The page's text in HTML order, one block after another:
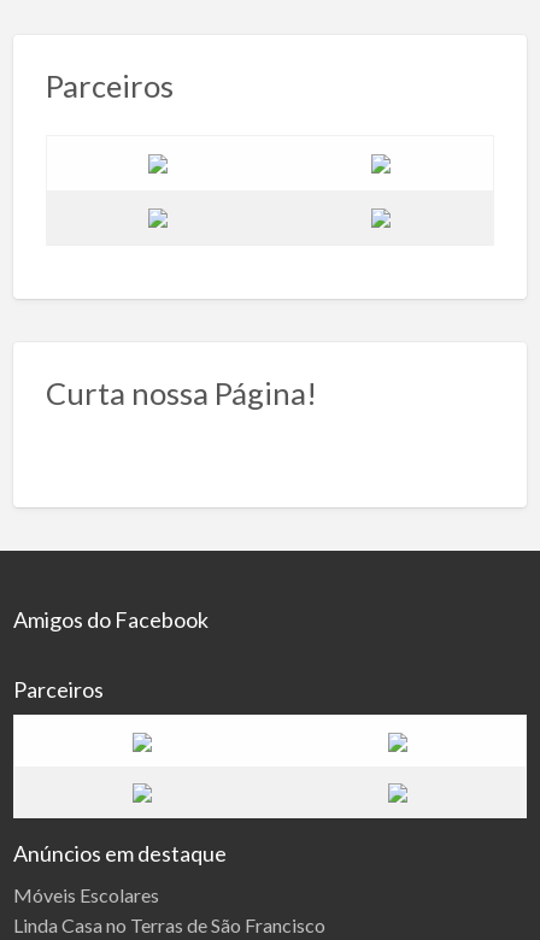
Parceiros
Curta nossa Página!
Amigos do Facebook
Parceiros
Anúncios em destaque
Móveis Escolares
Linda Casa no Terras de São Francisco